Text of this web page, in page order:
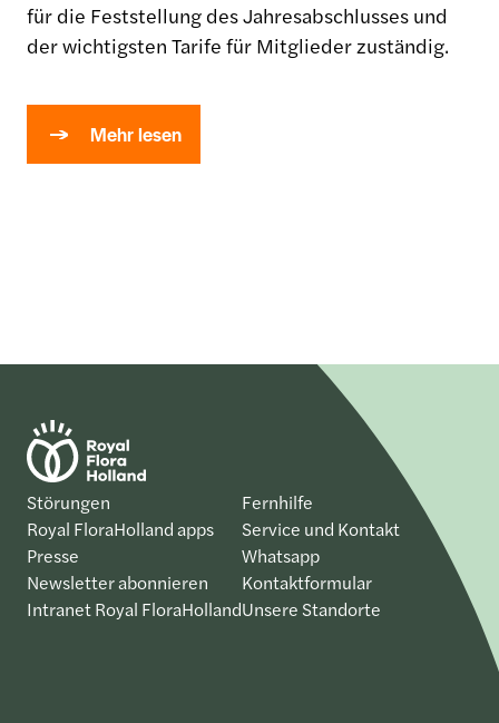
für die Feststellung des Jahresabschlusses und
der wichtigsten Tarife für Mitglieder zuständig.
Mehr lesen
Störungen
Royal FloraHolland apps
Presse
Newsletter abonnieren
Intranet Royal FloraHolland
Fernhilfe
Service und Kontakt
Whatsapp
Kontaktformular
Unsere Standorte